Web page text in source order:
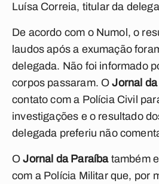
Luísa Correia, titular da
De acordo com o Numol, o
laudos após a exumação
delegada. Não foi informado
corpos passaram. OJornal
contato com a Polícia Civil
investigações e o resultado
delegada preferiu não
O Jornal da Paraíbatambém
com a Polícia Militar que, por